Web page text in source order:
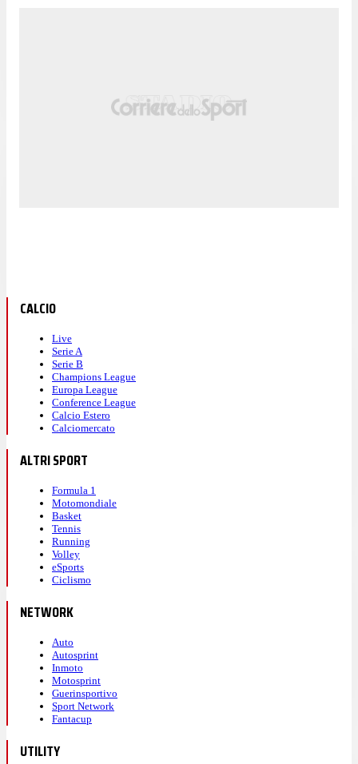
CALCIO
Live
Serie A
Serie B
Champions League
Europa League
Conference League
Calcio Estero
Calciomercato
ALTRI SPORT
Formula 1
Motomondiale
Basket
Tennis
Running
Volley
eSports
Ciclismo
NETWORK
Auto
Autosprint
Inmoto
Motosprint
Guerinsportivo
Sport Network
Fantacup
UTILITY